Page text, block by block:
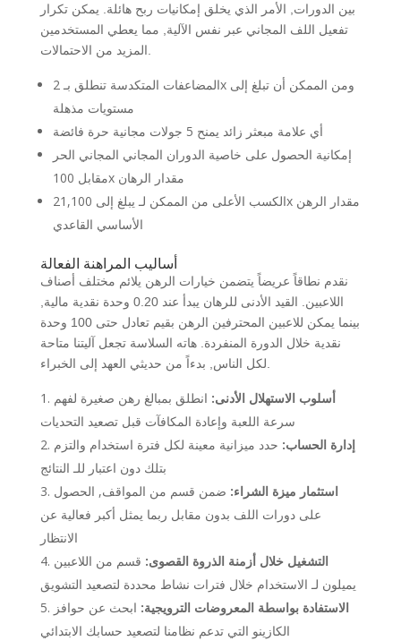
بين الدورات, الأمر الذي يخلق إمكانيات ربح هائلة. يمكن تكرار
تفعيل اللف المجاني عبر نفس الآلية, مما يعطي المستخدمين
المضاعفات المتكدسة تنطلق بـ 2x ومن الممكن أن تبلغ إلى
مستويات مذهلة
أي علامة مبعثر زائد يمنح 5 جولات مجانية حرة فائضة
إمكانية الحصول على خاصية الدوران المجاني المجاني الحر
مقابل 100x مقدار الرهان
الكسب الأعلى من الممكن لـ يبلغ إلى 21,100x مقدار الرهن
الأساسي القاعدي
أساليب المراهنة الفعالة
نقدم نطاقاً عريضاً يتضمن خيارات الرهن يلائم مختلف أصناف
اللاعبين. القيد الأدنى للرهان يبدأ عند 0.20 وحدة نقدية مالية,
بينما يمكن للاعبين المحترفين الرهن بقيم تعادل حتى 100 وحدة
نقدية خلال الدورة المنفردة. هاته السلاسة تجعل آليتنا متاحة
أسلوب الاستهلال الأدنى: انطلق بمبالغ رهن صغيرة لفهم
سرعة اللعبة وإعادة المكافآت قبل تصعيد التحديات
إدارة الحساب: حدد ميزانية معينة لكل فترة استخدام والتزم
بتلك دون اعتبار للـ النتائج
استثمار ميزة الشراء: ضمن قسم من المواقف, الحصول
على دورات اللف بدون مقابل ربما يمثل أكبر فعالية عن
الانتظار
التشغيل خلال أزمنة الذروة القصوى: قسم من اللاعبين
يميلون لـ الاستخدام خلال فترات نشاط محددة لتصعيد التشويق
الاستفادة بواسطة المعروضات الترويجية: ابحث عن حوافز
الكازينو التي تدعم نظامنا لتصعيد حسابك الابتدائي